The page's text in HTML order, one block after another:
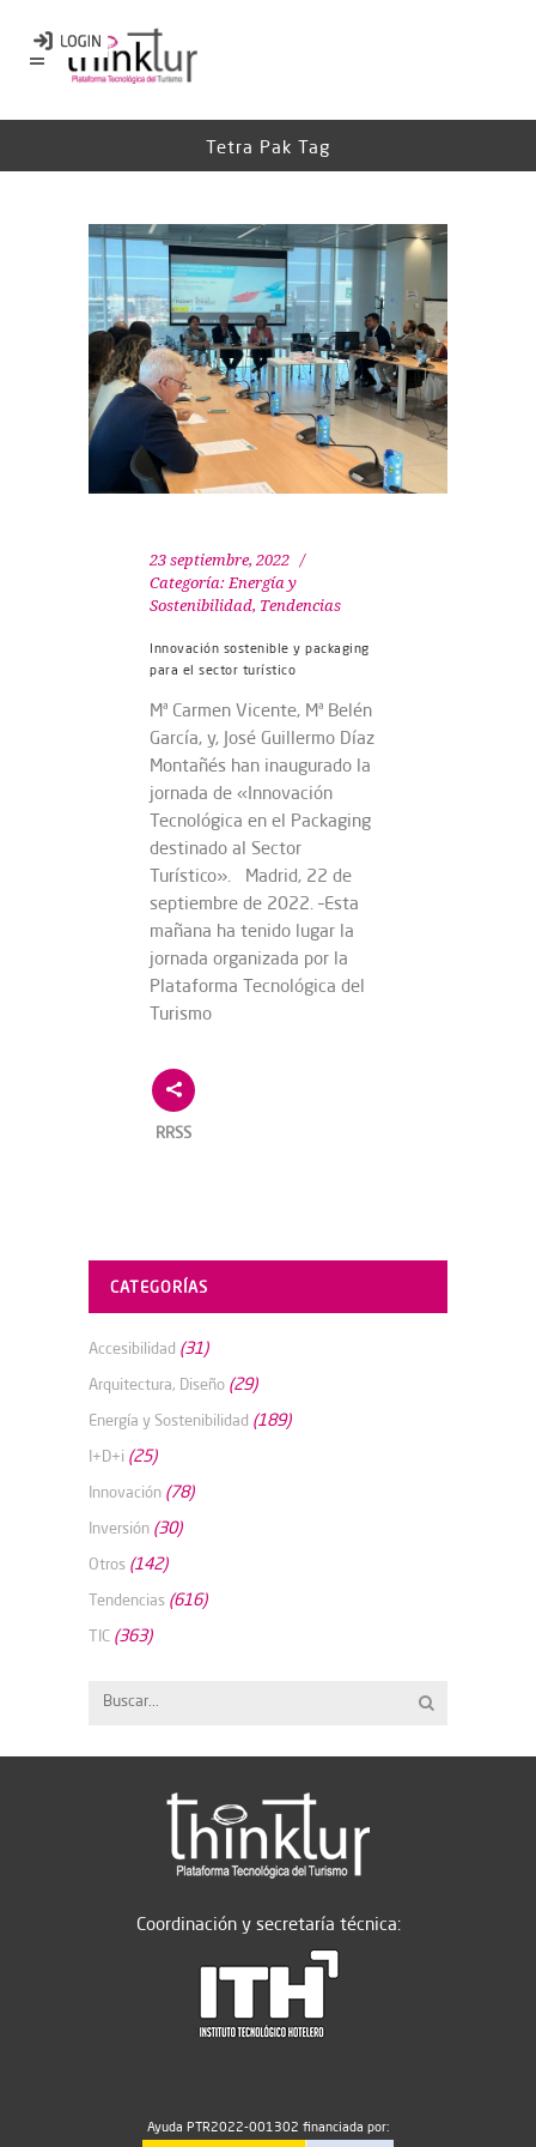
Tetra Pak Tag
23 septiembre, 2022
Categoría: Energía y
Sostenibilidad, Tendencias
Innovación sostenible y packaging
para el sector turístico
Mª Carmen Vicente, Mª Belén
García, y, José Guillermo Díaz
Montañés han inaugurado la
jornada de «Innovación
Tecnológica en el Packaging
destinado al Sector
Turístico». Madrid, 22 de
septiembre de 2022. –Esta
mañana ha tenido lugar la
jornada organizada por la
Plataforma Tecnológica del
Turismo
RRSS
CATEGORÍAS
Accesibilidad (31)
Arquitectura, Diseño (29)
Energía y Sostenibilidad (189)
I+D+i (25)
Innovación (78)
Inversión (30)
Otros (142)
Tendencias (616)
TIC (363)
Coordinación y secretaría técnica:
Ayuda PTR2022-001302 financiada por: